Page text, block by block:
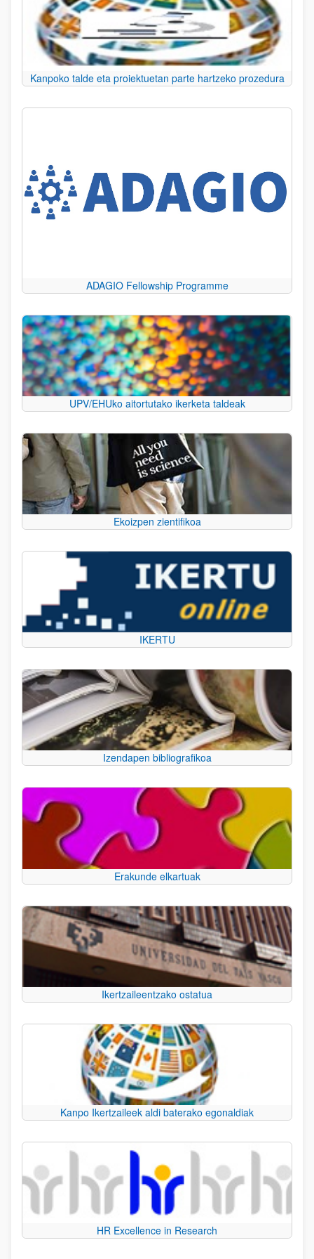
Kanpoko talde eta proiektuetan parte hartzeko prozedura
ADAGIO Fellowship Programme
UPV/EHUko aitortutako ikerketa taldeak
Ekoizpen zientifikoa
IKERTU
Izendapen bibliografikoa
Erakunde elkartuak
Ikertzaileentzako ostatua
Kanpo Ikertzaileek aldi baterako egonaldiak
HR Excellence in Research